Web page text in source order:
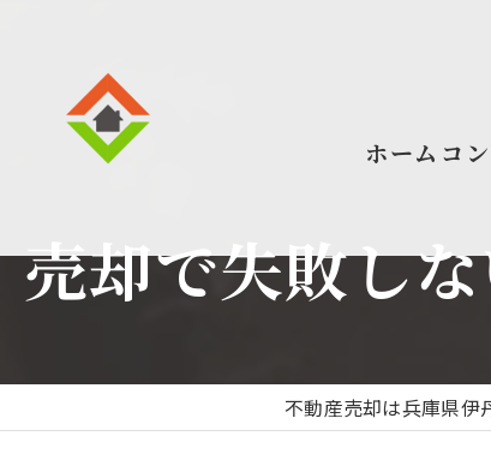
ホーム コ
売却で失敗し
不動産売却は兵庫県伊